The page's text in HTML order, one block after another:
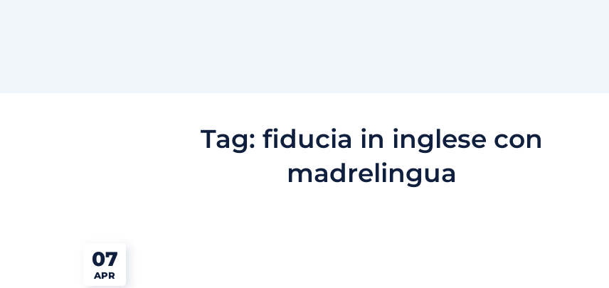
Tag: fiducia in inglese con
madrelingua
07
APR